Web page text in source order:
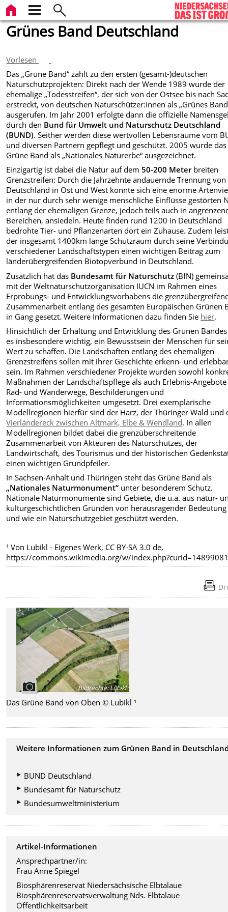
Grünes Band Deutschland
Vorlesen
Das „Grüne Band“ zählt zu den ersten (gesamt-)deutschen
Naturschutzprojekten: Direkt nach der Wende 1989 wurde der
ehemalige „Todesstreifen“, der sich von der Ostsee bis nach
erstreckt, von deutschen Naturschützer:innen als „Grünes
ausgerufen. Im Jahr 2001 erfolgte dann die offizielle
durch den Bund für Umwelt und Naturschutz Deutschland
(BUND). Seither werden diese wertvollen Lebensräume vom
und diversen Partnern gepflegt und geschützt. 2005 wurde das
Grüne Band als „Nationales Naturerbe“ ausgezeichnet.
Einzigartig ist dabei die Natur auf dem50-200 Meterbreiten
Grenzstreifen: Durch die Jahrzehnte andauernde Trennung von
Deutschland in Ost und West konnte sich eine enorme
in der nur durch sehr wenige menschliche Einflüsse gestörten
entlang der ehemaligen Grenze, jedoch teils auch in
Bereichen, ansiedeln. Heute finden rund 1200 in Deutschland
bedrohte Tier- und Pflanzenarten dort ein Zuhause. Zudem
der insgesamt 1400km lange Schutzraum durch seine
verschiedener Landschaftstypen einen wichtigen Beitrag zum
länderübergreifenden Biotopverbund in Deutschland.
Zusätzlich hat das Bundesamt für Naturschutz (BfN)
mit der Weltnaturschutzorganisation IUCN im Rahmen eines
Erprobungs- und Entwicklungsvorhabens die
Zusammenarbeit entlang des gesamten Europäischen Grünen
in Gang gesetzt. Weitere Informationen dazu finden Sie hier.
Hinsichtlich der Erhaltung und Entwicklung des Grünen
es insbesondere wichtig, ein Bewusstsein der Menschen für
Wert zu schaffen. Die Landschaften entlang des ehemaligen
Grenzstreifens sollen mit ihrer Geschichte erkenn- und
sein. Im Rahmen verschiedener Projekte wurden sowohl
Maßnahmen der Landschaftspflege als auch Erlebnis-
Rad- und Wanderwege, Beschilderungen und
Informationsmöglichkeiten umgesetzt. Drei exemplarische
Modellregionen hierfür sind der Harz, der Thüringer Wald und
Vierländereck zwischen Altmark, Elbe & Wendland. In allen
Modellregionen bildet dabei die grenzüberschreitende
Zusammenarbeit von Akteuren des Naturschutzes, der
Landwirtschaft, des Tourismus und der historischen
einen wichtigen Grundpfeiler.
In Sachsen-Anhalt und Thüringen steht das Grüne Band als
„Nationales Naturmonument“ unter besonderem Schutz.
Nationale Naturmonumente sind Gebiete, die u.a. aus natur-
kulturgeschichtlichen Gründen von herausragender
und wie ein Naturschutzgebiet geschützt werden.
¹ Von Lubikl - Eigenes Werk, CC BY-SA 3.0 de,
https://commons.wikimedia.org/w/
Bildrechte:Lubikl
Das Grüne Band von Oben © Lubikl ¹
Weitere Informationen zum Grünen Band in
BUND Deutschland
Bundesamt für Naturschutz
Bundesumweltministerium
Artikel-Informationen
Ansprechpartner/in:
Frau Anne Spiegel
Biosphärenreservat Niedersächsische Elbtalaue
Biosphärenreservatsverwaltung Nds. Elbtalaue
Öffentlichkeitsarbeit